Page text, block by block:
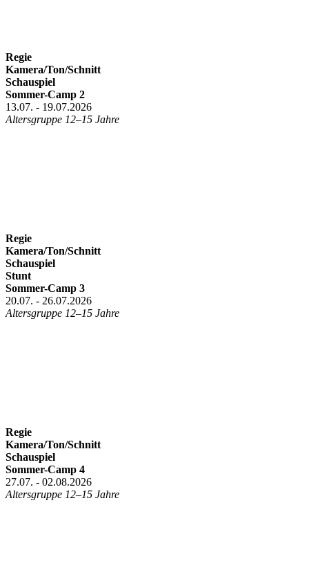
Regie
Kamera/Ton/Schnitt
Schauspiel
Sommer-Camp 2
13.07. - 19.07.2026
Altersgruppe 12–15 Jahre
Regie
Kamera/Ton/Schnitt
Schauspiel
Stunt
Sommer-Camp 3
20.07. - 26.07.2026
Altersgruppe 12–15 Jahre
Regie
Kamera/Ton/Schnitt
Schauspiel
Sommer-Camp 4
27.07. - 02.08.2026
Altersgruppe 12–15 Jahre